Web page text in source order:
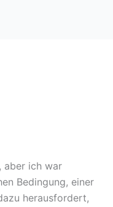
aber ich war
Bedingung, einer
herausfordert,